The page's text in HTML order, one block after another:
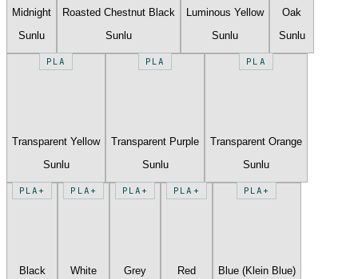
Midnight
Sunlu
Roasted Chestnut Black
Sunlu
Luminous Yellow
Sunlu
Oak
Sunlu
PLA
Transparent Yellow
Sunlu
PLA
Transparent Purple
Sunlu
PLA
Transparent Orange
Sunlu
PLA+
Black
PLA+
White
PLA+
Grey
PLA+
Red
PLA+
Blue (Klein Blue)